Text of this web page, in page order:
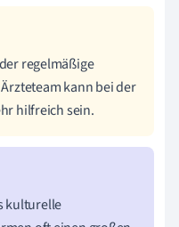
regelmäßige
kann bei der
hilfreich sein.
kulturelle